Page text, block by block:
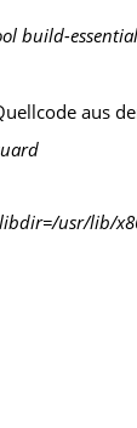
aus
usr/lib/